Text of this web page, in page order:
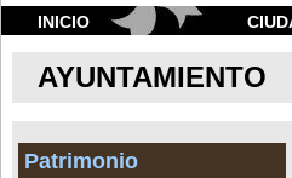
INICIO
AYUNTAMIENTO
Patrimonio